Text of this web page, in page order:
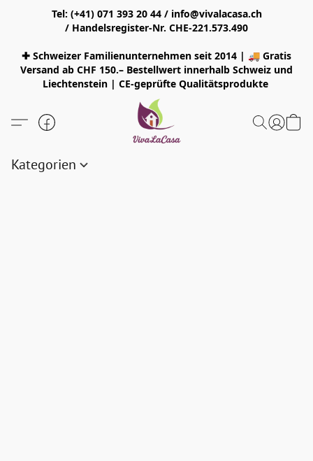
Tel: (+41) 071 393 20 44 / info@vivalacasa.ch
/ Handelsregister-Nr. CHE-221.573.490
✚ Schweizer Familienunternehmen seit 2014 | 🚚 Gratis
Versand ab CHF 150.– Bestellwert innerhalb Schweiz und
Liechtenstein | CE-geprüfte Qualitätsprodukte
Kategorien